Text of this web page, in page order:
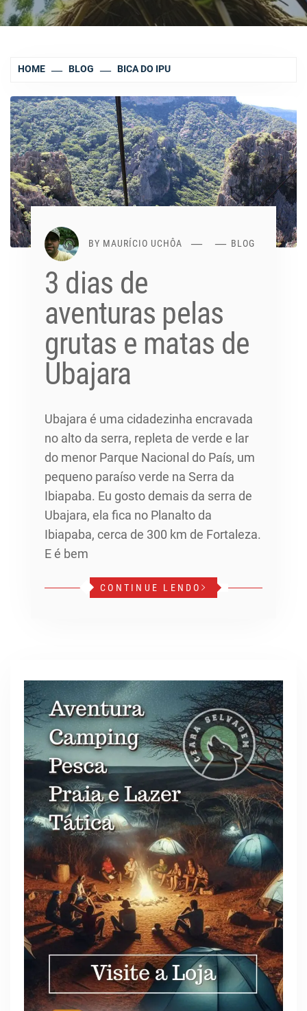
HOME BLOG BICA DO IPU
BY MAURÍCIO UCHÔA BLOG
3 dias de
aventuras pelas
grutas e matas de
Ubajara
Ubajara é uma cidadezinha encravada
no alto da serra, repleta de verde e lar
do menor Parque Nacional do País, um
pequeno paraíso verde na Serra da
Ibiapaba. Eu gosto demais da serra de
Ubajara, ela fica no Planalto da
Ibiapaba, cerca de 300 km de Fortaleza.
E é bem
CONTINUE LENDO